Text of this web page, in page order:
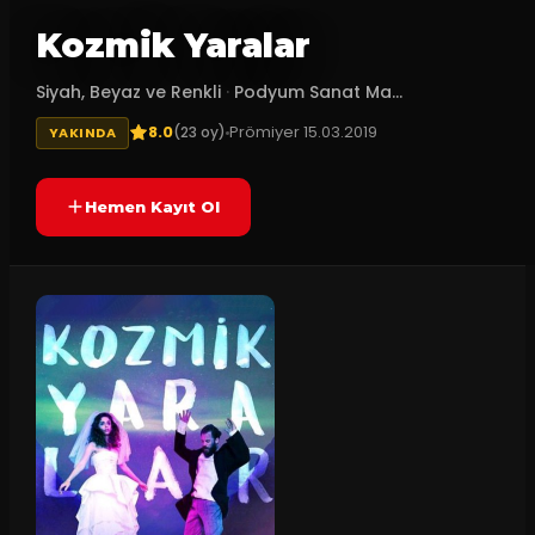
Kozmik Yaralar
Siyah, Beyaz ve Renkli · Podyum Sanat Ma...
YAKINDA 8.0(23 oy)Prömiyer15.03.2019
Hemen Kayıt Ol